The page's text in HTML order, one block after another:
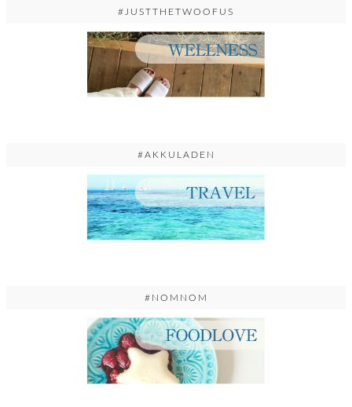
#JUSTTHETWOOFUS
#AKKULADEN
#NOMNOM